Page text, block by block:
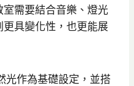
需要結合音樂、燈光
具變化性，也更能展
光作為基礎設定，並搭